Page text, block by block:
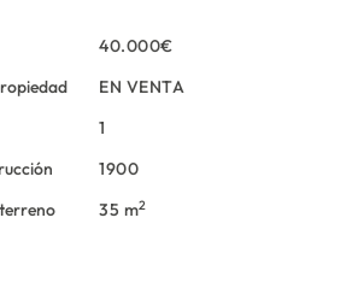
40.000€
EN VENTA
1
1900
35 m2